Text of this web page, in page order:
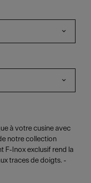
à votre cusine avec
notre collection
F-Inox exclusif rend la
traces de doigts. -